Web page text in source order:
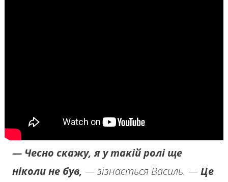
— Чесно скажу, я у такій ролі ще
ніколи не був, — зізнається Василь. —Це